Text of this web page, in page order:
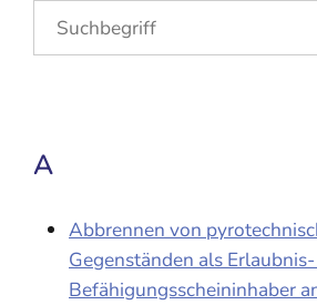
A
Abbrennen von
Gegenständen als
Befähigungsscheininhaber